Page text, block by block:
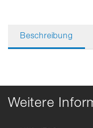
Beschreibung
Weitere